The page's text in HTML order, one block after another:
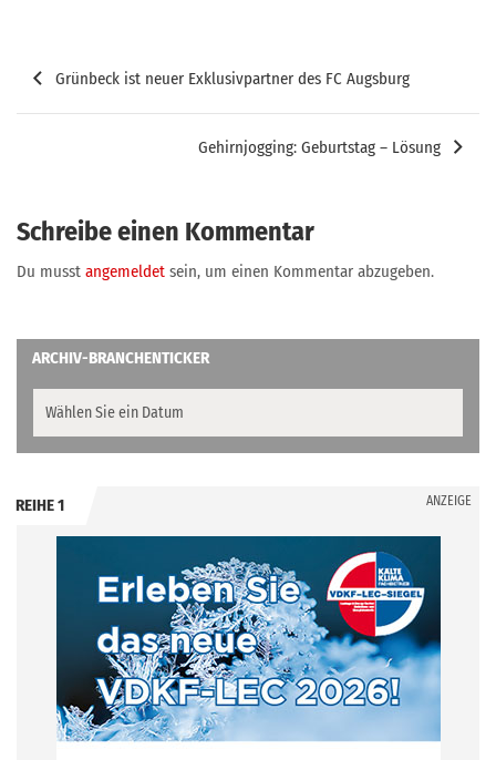
Beitragsnavigation
Grünbeck ist neuer Exklusivpartner des FC Augsburg
Gehirnjogging: Geburtstag – Lösung
Schreibe einen Kommentar
Du musst angemeldet sein, um einen Kommentar abzugeben.
ARCHIV-BRANCHENTICKER
REIHE 1 ANZEIGE